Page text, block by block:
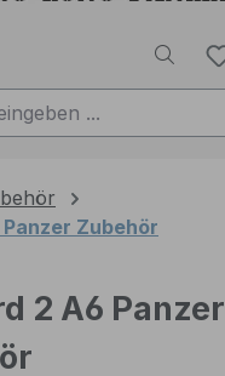
Zubehör
2 A6 Panzer